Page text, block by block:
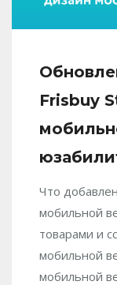
Frisbuy
Что
мобильной
товарами и
мобильной
мобильной